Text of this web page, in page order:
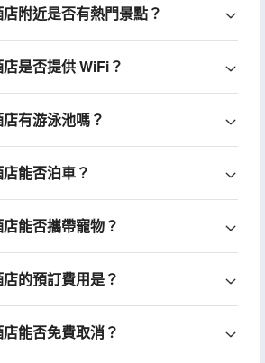
附近是否有熱門景點？
是否提供 WiFi？
有游泳池嗎？
能否泊車？
能否攜帶寵物？
的預訂費用是？
能否免費取消？